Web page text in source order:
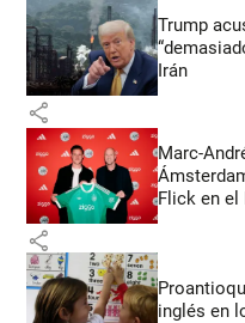
Trump
Irán
share
Marc-
Flick en el
share
inglés en